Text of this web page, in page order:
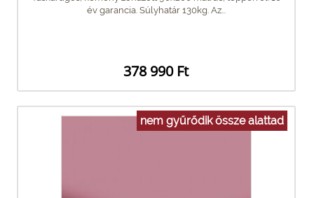
év garancia. Súlyhatár 130kg. Az...
378 990 Ft
nem gyűrődik össze alattad